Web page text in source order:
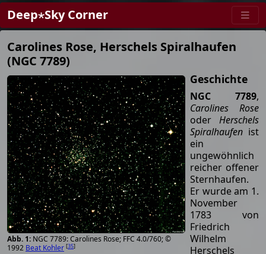
Deep⋆Sky Corner
Carolines Rose, Herschels Spiralhaufen
(NGC 7789)
NGC 7789: Carolines Rose; FFC 4.0/760; ©
1992 Beat Kohler [35]
Geschichte
NGC 7789,
Carolines Rose
oder Herschels
Spiralhaufen ist
ein
ungewöhnlich
reicher offener
Sternhaufen.
Er wurde am 1.
November
1783 von
Friedrich
Wilhelm
Herschels